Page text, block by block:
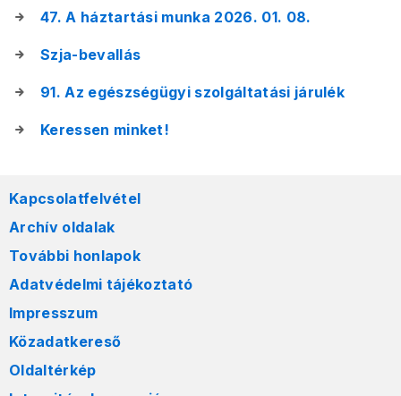
47. A háztartási munka 2026. 01. 08.
Szja-bevallás
91. Az egészségügyi szolgáltatási járulék
Keressen minket!
Kapcsolatfelvétel
Archív oldalak
További honlapok
Adatvédelmi tájékoztató
Impresszum
Közadatkereső
Oldaltérkép